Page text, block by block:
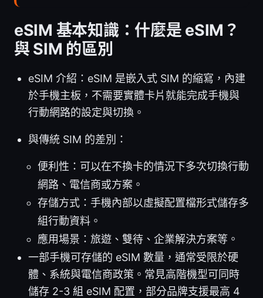
eSIM 基本知識：什麼是 eSIM？
與 SIM 的區別
eSIM 介紹：eSIM 是嵌入式 SIM 的縮寫，內建
於手機主板，不需要實體卡片就能完成手機與
行動網路的設定與切換。
與傳統 SIM 的差別：
便利性：可以在不換卡的情況下多次切換行動
網路、電信商或方案。
存儲方式：手機內部以虛擬配置檔形式儲存多
組行動資料。
應用場景：旅遊、雙待、企業解決方案等。
一部手機可存儲的 eSIM 數量，通常受限於硬
體、系統與電信商政策。常見高階機型可同時
儲存 2-3 組 eSIM 配置，部分品牌支援最高 4